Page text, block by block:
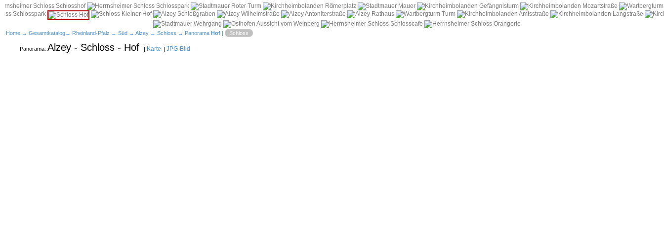
Home → Gesamtkatalog→ Rheinland-Pfalz → Süd → Alzey → Schloss → Panorama Hof | Schloss
Panorama: Alzey - Schloss - Hof | Karte | JPG-Bild
i